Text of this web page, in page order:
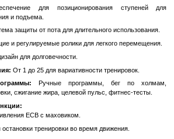
как зона контроля движения,
непревзойденные элементы
технологиями делают ее отличным
Fitness C7Xe:
тренировок по лестнице:Лучшее
движением для безопасных тренировок.
пота для комфорта во время